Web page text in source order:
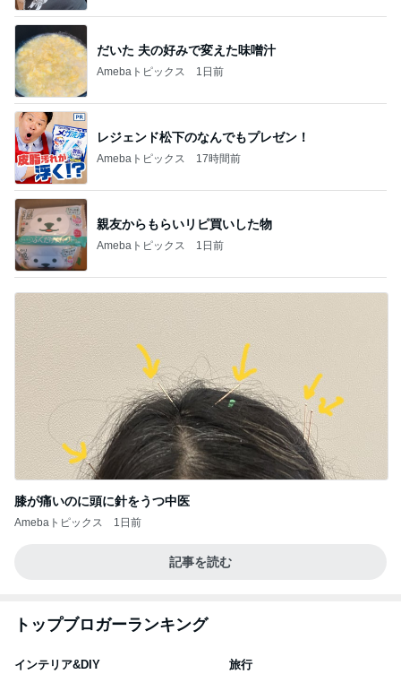
だいた 夫の好みで変えた味噌汁
Amebaトピックス 1日前
レジェンド松下のなんでもプレゼン！
Amebaトピックス 17時間前
親友からもらいリピ買いした物
Amebaトピックス 1日前
膝が痛いのに頭に針をうつ中医
Amebaトピックス 1日前
記事を読む
トップブロガーランキング
インテリア&DIY 旅行